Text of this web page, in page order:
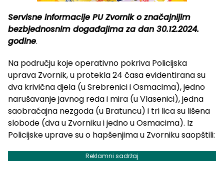
Servisne informacije PU Zvornik o značajnijim
bezbjednosnim događajima za dan 30.12.2024.
godine.
Na području koje operativno pokriva Policijska
uprava Zvornik, u protekla 24 časa evidentirana su
dva krivična djela (u Srebrenici i Osmacima), jedno
narušavanje javnog reda i mira (u Vlasenici), jedna
saobraćajna nezgoda (u Bratuncu) i tri lica su lišena
slobode (dva u Zvorniku i jedno u Osmacima). Iz
Policijske uprave su o hapšenjima u Zvorniku saopštili:
Reklamni sadržaj